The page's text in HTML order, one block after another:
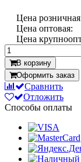
Цена
Цена оптовая:
Цена
В корзину
Оформить заказ
Сравнить
Отложить
Способы оплаты